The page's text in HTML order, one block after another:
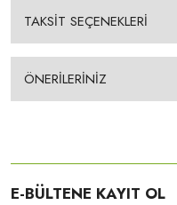
TAKSİT SEÇENEKLERİ
ÖNERİLERİNİZ
E-BÜLTENE KAYIT OL